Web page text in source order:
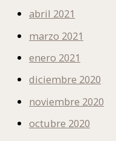
abril 2021
marzo 2021
enero 2021
diciembre 2020
noviembre 2020
octubre 2020